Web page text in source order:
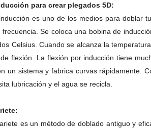
para crear plegados 5D:
es uno de los medios para doblar
frecuencia.Se coloca una bobina de
Celsius. Cuando se alcanza la
flexión. La flexión por inducción tiene
un sistema y fabrica curvas rápidamente.
lubricación y el agua se recicla.
es un método de doblado antiguo y